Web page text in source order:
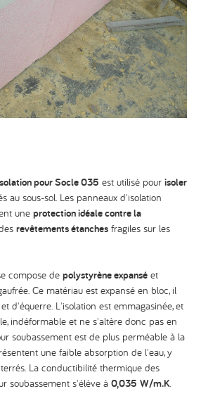
pour Socle 035 est utilisé pour isoler
au sous-sol. Les panneaux d'isolation
une protection idéale contre la
revêtements étanches fragiles sur les
compose de polystyrène expansé et
Ce matériau est expansé en bloc, il
d'équerre. L'isolation est emmagasinée, et
indéformable et ne s'altère donc pas en
soubassement est de plus perméable à la
une faible absorption de l'eau, y
La conductibilité thermique des
soubassement s'élève à 0,035 W/m.K